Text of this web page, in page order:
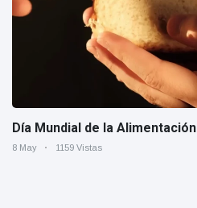
Día Mundial de la Alimentación
8 May 1159 Vistas